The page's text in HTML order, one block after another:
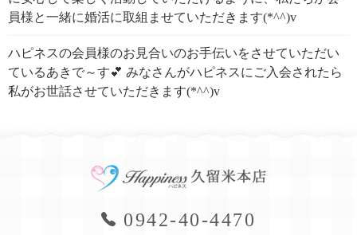
員様と一緒に婚活に取組ませていただきます(*^^)v
ハピネスの会員様のお見合いのお手伝いをさせていただい
ているあきで～す💕 みなさんがハピネスにご入会されたら
私がお世話させていただきます(*^^)v
0942-40-4470